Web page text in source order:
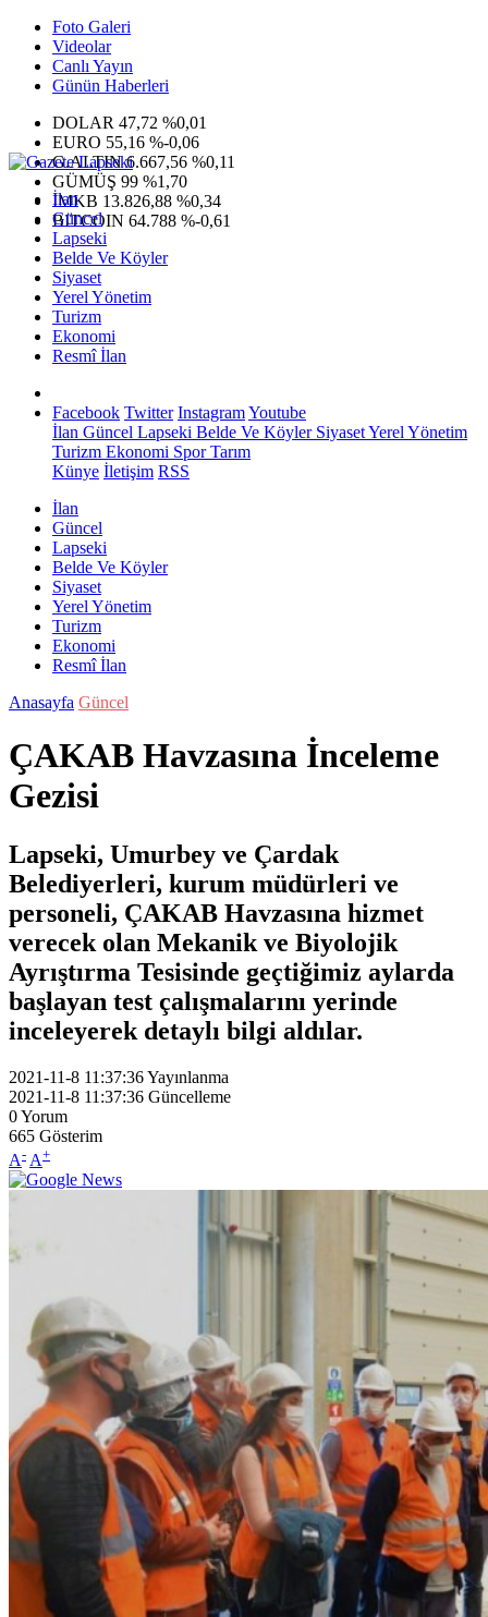
Foto Galeri
Videolar
Canlı Yayın
Günün Haberleri
DOLAR 47,72 %0,01
EURO 55,16 %-0,06
G.ALTIN6.667,56 %0,11
GÜMÜŞ 99 %1,70
IMKB 13.826,88 %0,34
BITCOIN 64.788 %-0,61
İlan
Güncel
Lapseki
Belde Ve Köyler
Siyaset
Yerel Yönetim
Turizm
Ekonomi
Resmî İlan
Facebook Twitter InstagramYoutube
İlan Güncel Lapseki Belde Ve KöylerSiyasetYerel Yönetim
Turizm Ekonomi SporTarım
Künye İletişim RSS
İlan
Güncel
Lapseki
Belde Ve Köyler
Siyaset
Yerel Yönetim
Turizm
Ekonomi
Resmî İlan
Anasayfa Güncel
ÇAKAB Havzasına İnceleme
Gezisi
Lapseki, Umurbey ve Çardak
Belediyerleri, kurum müdürleri ve
personeli, ÇAKAB Havzasına hizmet
verecek olan Mekanik ve Biyolojik
Ayrıştırma Tesisinde geçtiğimiz aylarda
başlayan test çalışmalarını yerinde
inceleyerek detaylı bilgi aldılar.
2021-11-8 11:37:36Yayınlanma
2021-11-8 11:37:36 Güncelleme
0Yorum
665 Gösterim
A- A+